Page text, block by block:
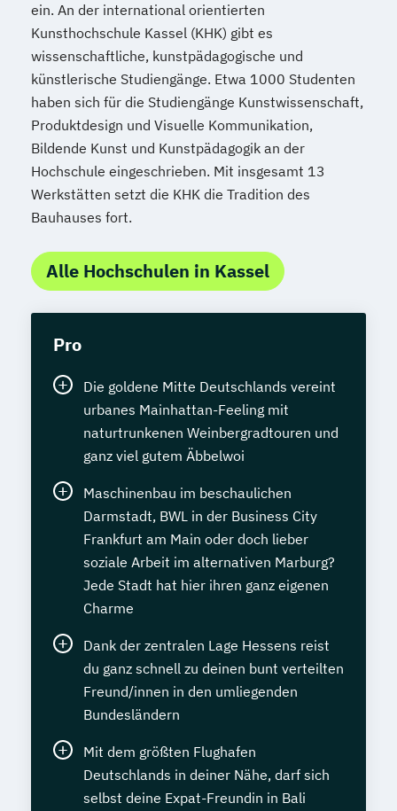
ein. An der international orientierten
Kunsthochschule Kassel (KHK) gibt es
wissenschaftliche, kunstpädagogische und
künstlerische Studiengänge. Etwa 1000 Studenten
haben sich für die Studiengänge Kunstwissenschaft,
Produktdesign und Visuelle Kommunikation,
Bildende Kunst und Kunstpädagogik an der
Hochschule eingeschrieben. Mit insgesamt 13
Werkstätten setzt die KHK die Tradition des
Bauhauses fort.
Alle Hochschulen in Kassel
Pro
Die goldene Mitte Deutschlands vereint
urbanes Mainhattan-Feeling mit
naturtrunkenen Weinbergradtouren und
ganz viel gutem Äbbelwoi
Maschinenbau im beschaulichen
Darmstadt, BWL in der Business City
Frankfurt am Main oder doch lieber
soziale Arbeit im alternativen Marburg?
Jede Stadt hat hier ihren ganz eigenen
Charme
Dank der zentralen Lage Hessens reist
du ganz schnell zu deinen bunt verteilten
Freund/innen in den umliegenden
Bundesländern
Mit dem größten Flughafen
Deutschlands in deiner Nähe, darf sich
selbst deine Expat-Freundin in Bali